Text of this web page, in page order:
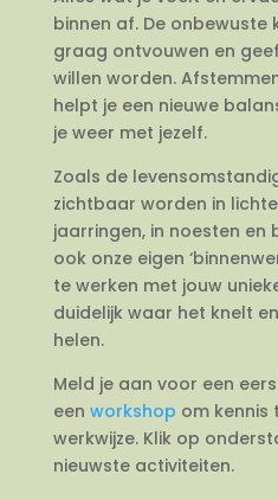
binnen af. De onbewuste
graag ontvouwen en
willen worden.
helpt je een nieuwe
je weer met jezelf.
Zoals de
zichtbaar worden in
jaarringen, in noesten en
ook onze eigen
te werken met jouw
duidelijk waar het knelt
helen.
Meld je aan voor een
een workshop om kennis
werkwijze. Klik op
nieuwste activiteiten.